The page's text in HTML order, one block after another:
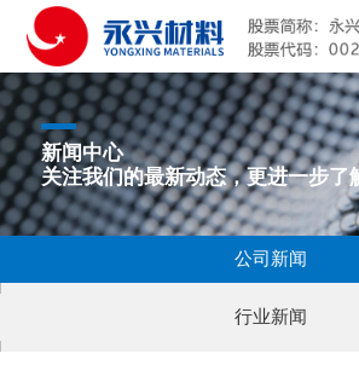
新闻中心
关注我们的最新动态，更进一步了
公司新闻
行业新闻